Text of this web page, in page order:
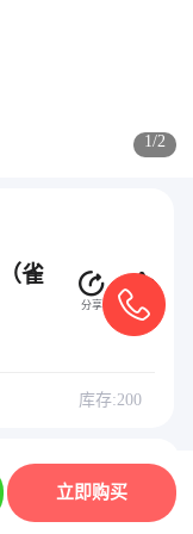
1/2
雀
分享 收藏
库存:200
立即购买